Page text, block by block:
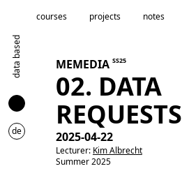
courses projects notes
data based
de
MEMEDIA SS25
02. DATA
REQUESTS
2025-04-22
Lecturer: Kim Albrecht
Summer 2025